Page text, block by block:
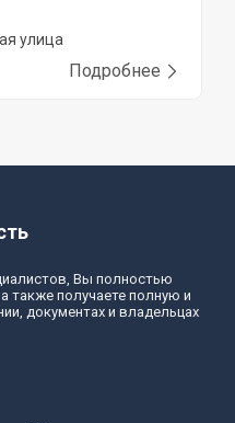
улица
Подробнее
Вы полностью
также получаете полную и
документах и владельцах